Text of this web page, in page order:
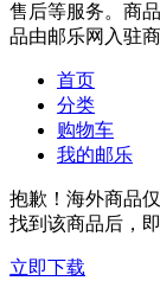
售后等服务。商
品由邮乐网入驻商
首页
分类
购物车
我的邮乐
抱歉！海外商品
找到该商品后，即
立即下载